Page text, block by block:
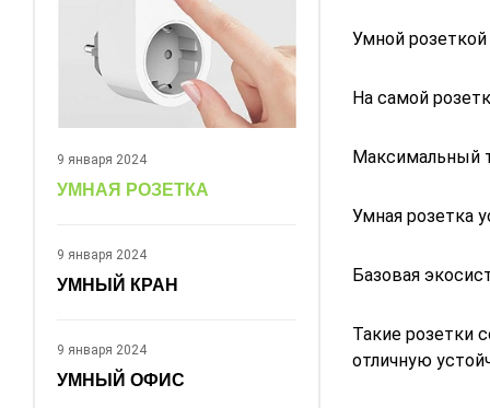
Умной
На самой
Максимальный
Умная розетка
Базовая
Такие розетки
отличную
9 января 2024
УМНАЯ РОЗЕТКА
9 января 2024
УМНЫЙ КРАН
9 января 2024
УМНЫЙ ОФИС